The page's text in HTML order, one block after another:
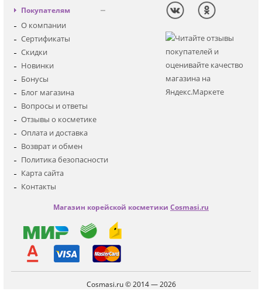
Декоративная
Для глаз
Для тела
Наборы
Детская
Вход
Регистрация
Покупателям
О компании
Сертификаты
Скидки
Новинки
Бонусы
Блог магазина
Вопросы и ответы
Отзывы о косметике
Оплата и доставка
Возврат и обмен
Политика безопасности
Карта сайта
Контакты
Магазин корейской косметики Cosmasi.ru
Cosmasi.ru © 2014 — 2026